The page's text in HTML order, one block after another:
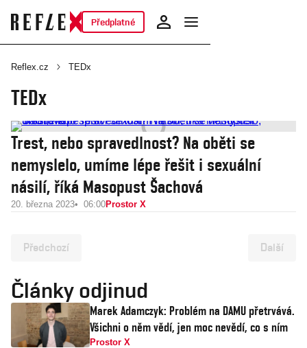
Předplatné
Reflex.cz TEDx
TEDx
Trest, nebo spravedlnost? Na oběti se
nemyslelo, umíme lépe řešit i sexuální
násilí, říká Masopust Šachová
20. března 2023 06:00Prostor X
Předchozí Další
Články odjinud
Marek Adamczyk: Problém na DAMU přetrvává.
Všichni o něm vědí, jen moc nevědí, co s ním
Prostor X